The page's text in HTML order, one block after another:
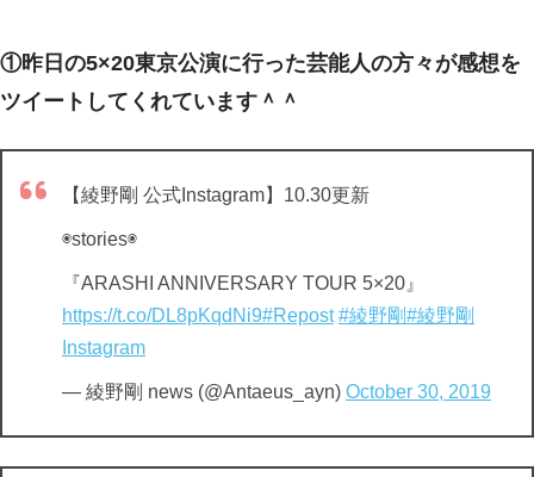
①昨日の5×20東京公演に行った芸能人の方々が感想を
ツイートしてくれています＾＾
【綾野剛 公式Instagram】10.30更新
◉stories◉
『ARASHI ANNIVERSARY TOUR 5×20』
https://t.co/DL8pKqdNi9#Repost #綾野剛#綾野剛
Instagram
— 綾野剛 news (@Antaeus_ayn) October 30, 2019